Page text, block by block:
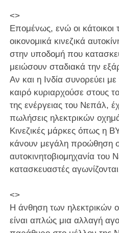
<>
Επομένως, ενώ οι
οικονομικά κινεζικά
στην υποδομή που
μειώσουν σταδιακά την
Αν και η Ινδία συνορεύει
καιρό κυριαρχούσε στους
της ενέργειας του Νεπάλ,
πωλήσεις ηλεκτρικών
Κινεζικές μάρκες όπως η
κάνουν μεγάλη προώθηση
αυτοκινητοβιομηχανία του
κατασκευαστές
<>
Η άνθηση των ηλεκτρικών
είναι απλώς μια αλλαγή